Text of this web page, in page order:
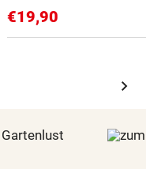
€19,90
chevron_right